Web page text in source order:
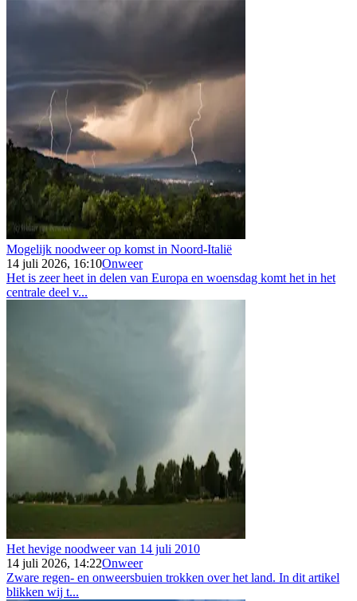
Mogelijk noodweer op komst in Noord-Italië
14 juli 2026, 16:10Onweer
Het is zeer heet in delen van Europa en woensdag komt het in het
centrale deel v...
Het hevige noodweer van 14 juli 2010
14 juli 2026, 14:22Onweer
Zware regen- en onweersbuien trokken over het land. In dit artikel
blikken wij t...